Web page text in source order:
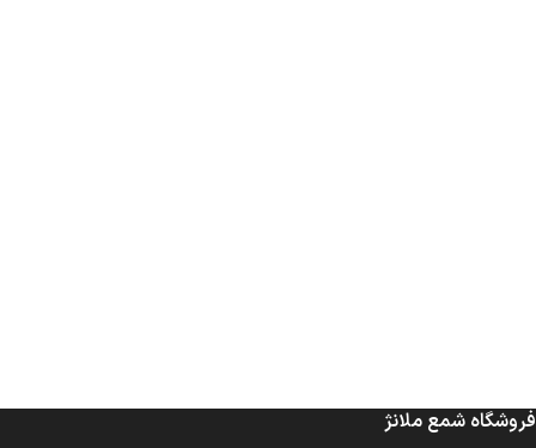
فروشگاه شمع ملانژ